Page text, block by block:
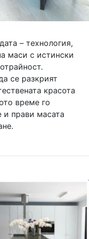
– технология,
маси с истински
се разкрият
красота
време го
и прави масата